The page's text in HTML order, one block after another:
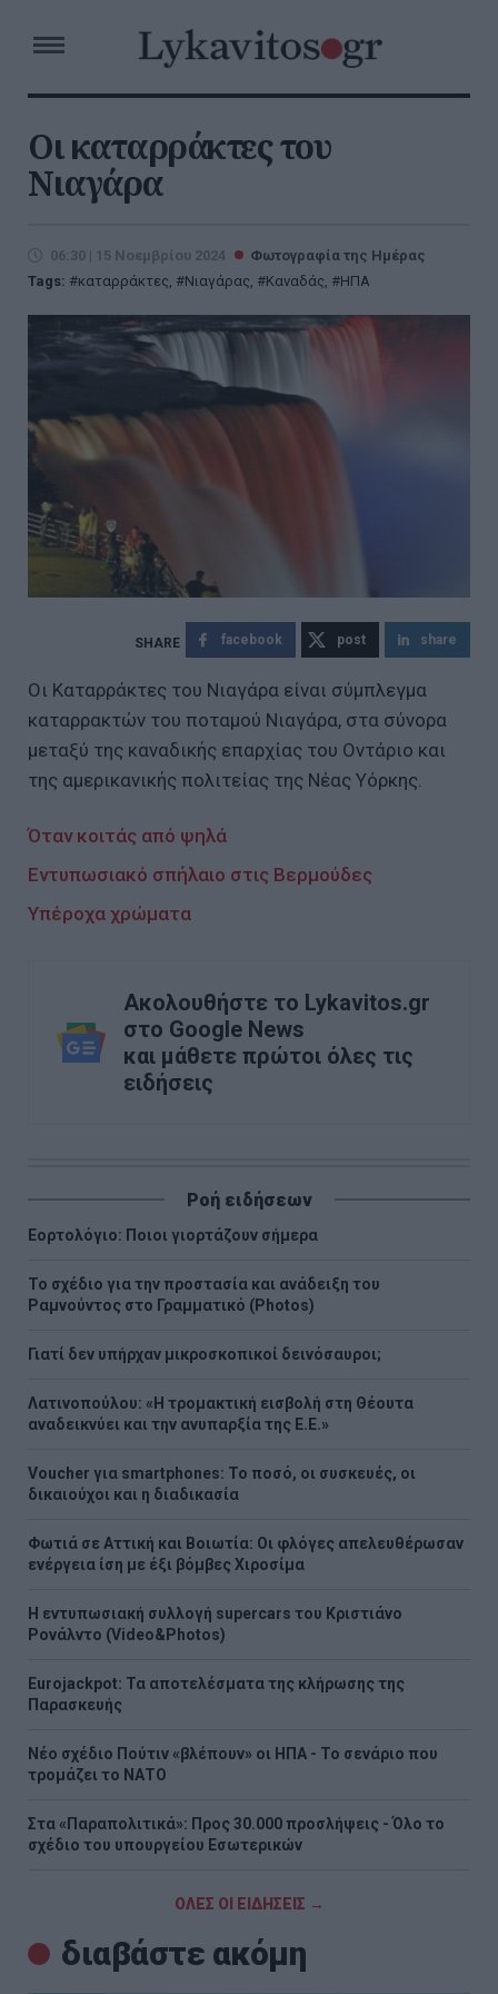
Οι καταρράκτες του
Νιαγάρα
06:30 | 15 Νοεμβρίου 2024
Φωτογραφία της Ημέρας
Tags:
καταρράκτες, Νιαγάρας, Καναδάς, ΗΠΑ
facebook post share
Οι Καταρράκτες του Νιαγάρα είναι σύμπλεγμα
καταρρακτών του ποταμού Νιαγάρα, στα σύνορα
μεταξύ της καναδικής επαρχίας του Οντάριο και
της αμερικανικής πολιτείας της Νέας Υόρκης.
Όταν κοιτάς από ψηλά
Εντυπωσιακό σπήλαιο στις Βερμούδες
Υπέροχα χρώματα
Ακολουθήστε το Lykavitos.gr
στο Google News
και μάθετε πρώτοι όλες τις
ειδήσεις
Ροή ειδήσεων
Εορτολόγιο: Ποιοι γιορτάζουν σήμερα
Το σχέδιο για την προστασία και ανάδειξη του
Ραμνούντος στο Γραμματικό (Photos)
Γιατί δεν υπήρχαν μικροσκοπικοί δεινόσαυροι;
Λατινοπούλου: «Η τρομακτική εισβολή στη Θέουτα
αναδεικνύει και την ανυπαρξία της Ε.Ε.»
Voucher για smartphones: Το ποσό, οι συσκευές, οι
δικαιούχοι και η διαδικασία
Φωτιά σε Αττική και Βοιωτία: Οι φλόγες απελευθέρωσαν
ενέργεια ίση με έξι βόμβες Χιροσίμα
H εντυπωσιακή συλλογή supercars του Κριστιάνο
Ρονάλντο (Video&Photos)
Eurojackpot: Τα αποτελέσματα της κλήρωσης της
Παρασκευής
Νέο σχέδιο Πούτιν «βλέπουν» οι ΗΠΑ - Το σενάριο που
τρομάζει το ΝΑΤΟ
Στα «Παραπολιτικά»: Προς 30.000 προσλήψεις - Όλο το
σχέδιο του υπουργείου Εσωτερικών
ΟΛΕΣ ΟΙ ΕΙΔΗΣΕΙΣ →
διαβάστε ακόμη